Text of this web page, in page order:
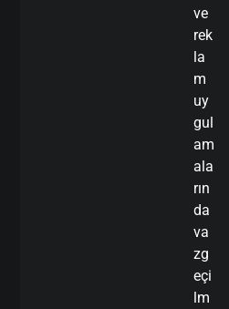
ve
rek
la
m
uy
gul
am
ala
rın
da
va
zg
eçi
lm